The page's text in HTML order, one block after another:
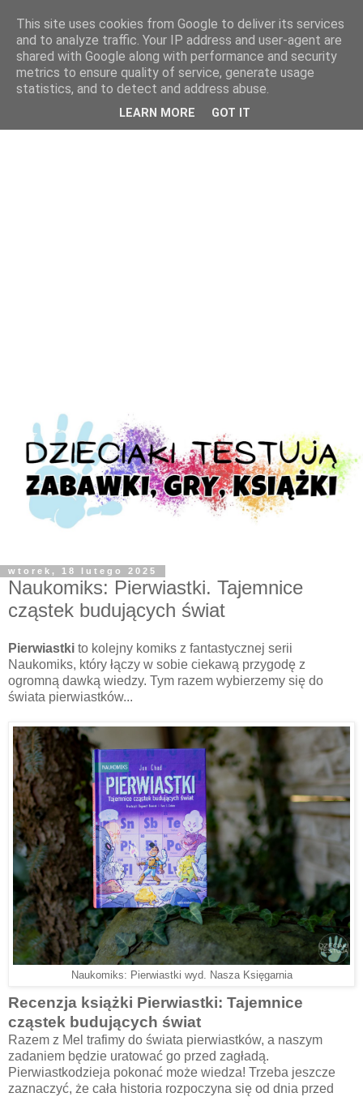
wtorek, 18 lutego 2025
Naukomiks: Pierwiastki. Tajemnice
cząstek budujących świat
Pierwiastki to kolejny komiks z fantastycznej serii
Naukomiks, który łączy w sobie ciekawą przygodę z
ogromną dawką wiedzy. Tym razem wybierzemy się do
świata pierwiastków...
Naukomiks: Pierwiastki wyd. Nasza Księgarnia
Recenzja książki Pierwiastki: Tajemnice
cząstek budujących świat
Razem z Mel trafimy do świata pierwiastków, a naszym
zadaniem będzie uratować go przed zagładą.
Pierwiastkodzieja pokonać może wiedza! Trzeba jeszcze
zaznaczyć, że cała historia rozpoczyna się od dnia przed
This site uses cookies from Google to deliver its services
and to analyze traffic. Your IP address and user-agent are
shared with Google along with performance and security
metrics to ensure quality of service, generate usage
statistics, and to detect and address abuse.
LEARN MORE GOT IT